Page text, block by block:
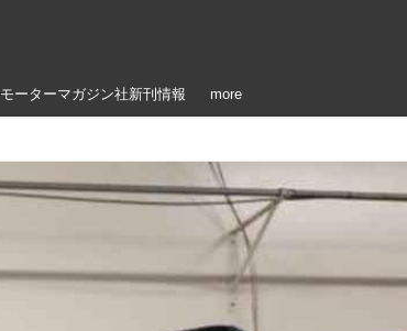
モーターマガジン社新刊情報 more